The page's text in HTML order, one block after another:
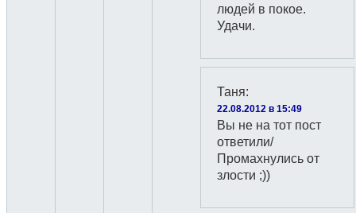
людей в покое.
Удачи.
Таня:
22.08.2012 в 15:49
Вы не на тот пост
ответили/
Промахнулись от
злости ;))